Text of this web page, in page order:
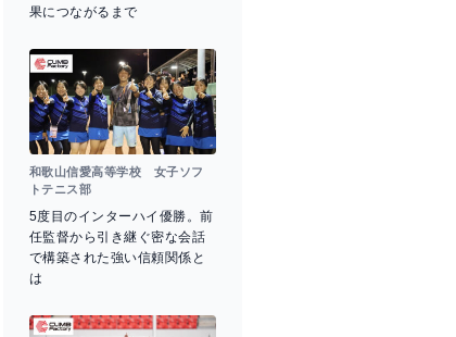
果につながるまで
和歌山信愛高等学校 女子ソフ
トテニス部
5度目のインターハイ優勝。前
任監督から引き継ぐ密な会話
で構築された強い信頼関係と
は